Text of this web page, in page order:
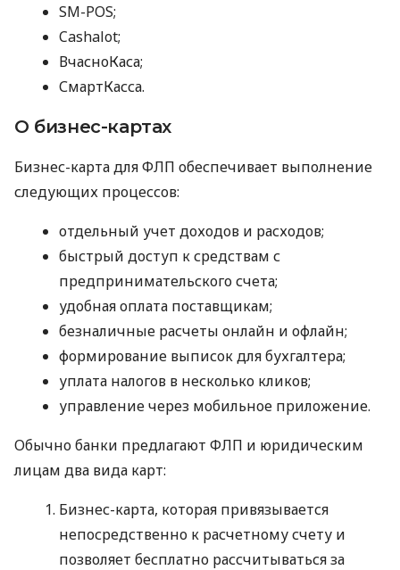
SM-POS;
Cashalot;
ВчасноКаса;
СмартКасса.
О бизнес-картах
Бизнес-карта для ФЛП обеспечивает выполнение
следующих процессов:
отдельный учет доходов и расходов;
быстрый доступ к средствам с
предпринимательского счета;
удобная оплата поставщикам;
безналичные расчеты онлайн и офлайн;
формирование выписок для бухгалтера;
уплата налогов в несколько кликов;
управление через мобильное приложение.
Обычно банки предлагают ФЛП и юридическим
лицам два вида карт:
Бизнес-карта, которая привязывается
непосредственно к расчетному счету и
позволяет бесплатно рассчитываться за